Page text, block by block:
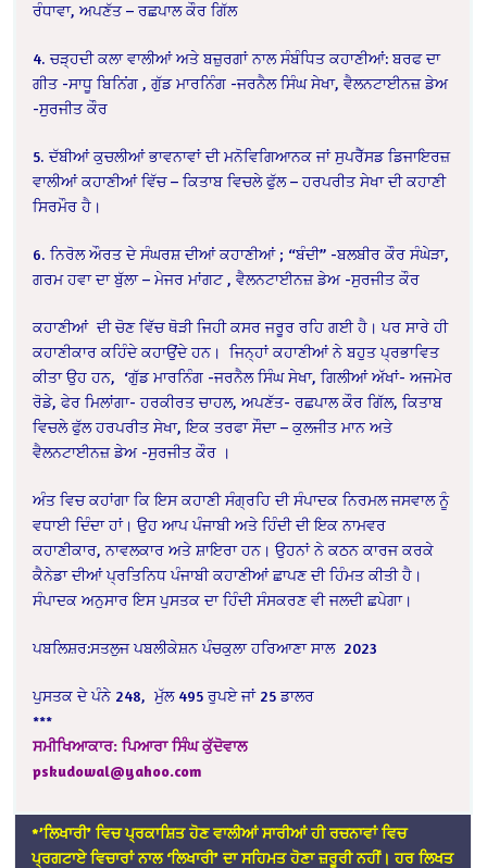
ਰੰਧਾਵਾ, ਅਪਣੱਤ – ਰਛਪਾਲ ਕੌਰ ਗਿੱਲ
4. ਚੜ੍ਹਦੀ ਕਲਾ ਵਾਲੀਆਂ ਅਤੇ ਬਜ਼ੁਰਗਾਂ ਨਾਲ ਸੰਬੰਧਿਤ ਕਹਾਣੀਆਂ: ਬਰਫ ਦਾ
ਗੀਤ -ਸਾਧੂ ਬਿਨਿਂਗ , ਗੁੱਡ ਮਾਰਨਿੰਗ -ਜਰਨੈਲ ਸਿੰਘ ਸੇਖਾ, ਵੈਲਨਟਾਈਨਜ਼ ਡੇਅ
-ਸੁਰਜੀਤ ਕੌਰ
5. ਦੱਬੀਆਂ ਕੁਚਲੀਆਂ ਭਾਵਨਾਵਾਂ ਦੀ ਮਨੋਵਿਗਿਆਨਕ ਜਾਂ ਸੁਪਰੈੱਸਡ ਡਿਜਾਇਰਜ਼
ਵਾਲੀਆਂ ਕਹਾਣੀਆਂ ਵਿੱਚ – ਕਿਤਾਬ ਵਿਚਲੇ ਫੁੱਲ – ਹਰਪਰੀਤ ਸੇਖਾ ਦੀ ਕਹਾਣੀ
ਸਿਰਮੌਰ ਹੈ।
6. ਨਿਰੋਲ ਔਰਤ ਦੇ ਸੰਘਰਸ਼ ਦੀਆਂ ਕਹਾਣੀਆਂ ; “ਬੰਦੀ” -ਬਲਬੀਰ ਕੌਰ ਸੰਘੇੜਾ,
ਗਰਮ ਹਵਾ ਦਾ ਬੁੱਲਾ – ਮੇਜਰ ਮਾਂਗਟ , ਵੈਲਨਟਾਈਨਜ਼ ਡੇਅ -ਸੁਰਜੀਤ ਕੌਰ
ਕਹਾਣੀਆਂ ਦੀ ਚੋਣ ਵਿੱਚ ਥੋੜੀ ਜਿਹੀ ਕਸਰ ਜਰੂਰ ਰਹਿ ਗਈ ਹੈ। ਪਰ ਸਾਰੇ ਹੀ
ਕਹਾਣੀਕਾਰ ਕਹਿੰਦੇ ਕਹਾਉਂਦੇ ਹਨ।
ਜਿਨ੍ਹਾਂ ਕਹਾਣੀਆਂ ਨੇ ਬਹੁਤ ਪ੍ਰਭਾਵਿਤ
ਕੀਤਾ ਉਹ ਹਨ, ‘ਗੁੱਡ ਮਾਰਨਿੰਗ -ਜਰਨੈਲ ਸਿੰਘ ਸੇਖਾ, ਗਿਲੀਆਂ ਅੱਖਾਂ- ਅਜਮੇਰ
ਰੋਡੇ, ਫੇਰ ਮਿਲਾਂਗਾ- ਹਰਕੀਰਤ ਚਾਹਲ, ਅਪਣੱਤ- ਰਛਪਾਲ ਕੌਰ ਗਿੱਲ, ਕਿਤਾਬ
ਵਿਚਲੇ ਫੁੱਲ ਹਰਪਰੀਤ ਸੇਖਾ, ਇਕ ਤਰਫਾ ਸੌਦਾ – ਕੁਲਜੀਤ ਮਾਨ ਅਤੇ
ਵੈਲਨਟਾਈਨਜ਼ ਡੇਅ -ਸੁਰਜੀਤ ਕੌਰ ।
ਅੰਤ ਵਿਚ ਕਹਾਂਗਾ ਕਿ ਇਸ ਕਹਾਣੀ ਸੰਗ੍ਰਹਿ ਦੀ ਸੰਪਾਦਕ ਨਿਰਮਲ ਜਸਵਾਲ ਨੂੰ
ਵਧਾਈ ਦਿੰਦਾ ਹਾਂ। ਉਹ ਆਪ ਪੰਜਾਬੀ ਅਤੇ ਹਿੰਦੀ ਦੀ ਇਕ ਨਾਮਵਰ
ਕਹਾਣੀਕਾਰ, ਨਾਵਲਕਾਰ ਅਤੇ ਸ਼ਾਇਰਾ ਹਨ। ਉਹਨਾਂ ਨੇ ਕਠਨ ਕਾਰਜ ਕਰਕੇ
ਕੈਨੇਡਾ ਦੀਆਂ ਪ੍ਰਤਿਨਿਧ ਪੰਜਾਬੀ ਕਹਾਣੀਆਂ ਛਾਪਣ ਦੀ ਹਿੰਮਤ ਕੀਤੀ ਹੈ।
ਸੰਪਾਦਕ ਅਨੁਸਾਰ ਇਸ ਪੁਸਤਕ ਦਾ ਹਿੰਦੀ ਸੰਸਕਰਣ ਵੀ ਜਲਦੀ ਛਪੇਗਾ।
ਪਬਲਿਸ਼ਰ:ਸਤਲੁਜ ਪਬਲੀਕੇਸ਼ਨ ਪੰਚਕੁਲਾ ਹਰਿਆਣਾ ਸਾਲ 2023
ਪੁਸਤਕ ਦੇ ਪੰਨੇ 248, ਮੁੱਲ 495 ਰੁਪਏ ਜਾਂ 25 ਡਾਲਰ
***
ਸਮੀਖਿਆਕਾਰ: ਪਿਆਰਾ ਸਿੰਘ ਕੁੱਦੋਵਾਲ
pskudowal@yahoo.com
*’ਲਿਖਾਰੀ’ ਵਿਚ ਪ੍ਰਕਾਸ਼ਿਤ ਹੋਣ ਵਾਲੀਆਂ ਸਾਰੀਆਂ ਹੀ ਰਚਨਾਵਾਂ ਵਿਚ
ਪ੍ਰਗਟਾਏ ਵਿਚਾਰਾਂ ਨਾਲ ‘ਲਿਖਾਰੀ’ ਦਾ ਸਹਿਮਤ ਹੋਣਾ ਜ਼ਰੂਰੀ ਨਹੀਂ। ਹਰ ਲਿਖਤ